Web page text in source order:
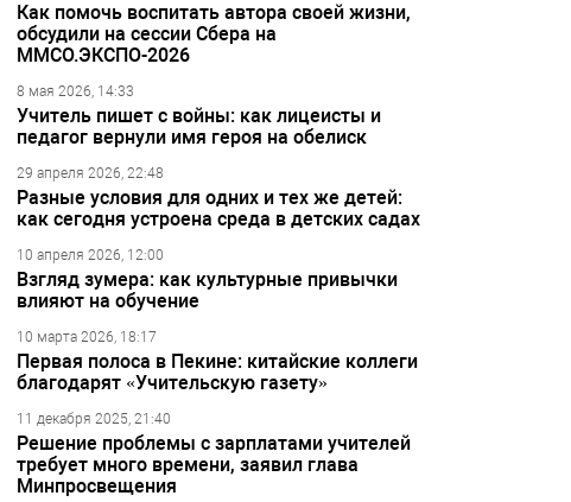
Как помочь воспитать автора своей жизни,
обсудили на сессии Сбера на
ММСО.ЭКСПО-2026
8 мая 2026, 14:33
Учитель пишет с войны: как лицеисты и
педагог вернули имя героя на обелиск
29 апреля 2026, 22:48
Разные условия для одних и тех же детей:
как сегодня устроена среда в детских садах
10 апреля 2026, 12:00
Взгляд зумера: как культурные привычки
влияют на обучение
10 марта 2026, 18:17
Первая полоса в Пекине: китайские коллеги
благодарят «Учительскую газету»
11 декабря 2025, 21:40
Решение проблемы с зарплатами учителей
требует много времени, заявил глава
Минпросвещения